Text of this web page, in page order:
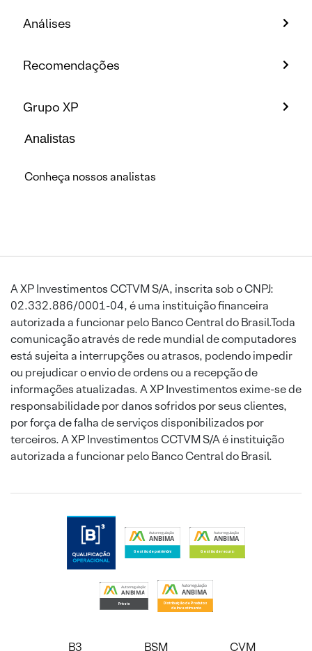
Análises
Recomendações
Grupo XP
Analistas
Conheça nossos analistas
A XP Investimentos CCTVM S/A, inscrita sob o CNPJ:
02.332.886/0001-04, é uma instituição financeira
autorizada a funcionar pelo Banco Central do Brasil.Toda
comunicação através de rede mundial de computadores
está sujeita a interrupções ou atrasos, podendo impedir
ou prejudicar o envio de ordens ou a recepção de
informações atualizadas. A XP Investimentos exime-se de
responsabilidade por danos sofridos por seus clientes,
por força de falha de serviços disponibilizados por
terceiros. A XP Investimentos CCTVM S/A é instituição
autorizada a funcionar pelo Banco Central do Brasil.
B3 BSM CVM